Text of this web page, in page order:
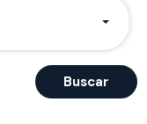
Buscar